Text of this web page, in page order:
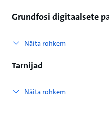
Grundfosi digitaalsete
Näita rohkem
Tarnijad
Näita rohkem